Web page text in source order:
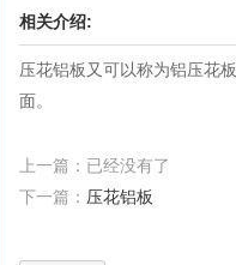
相关介绍:
压花铝板又可以称为铝压花
面。
上一篇：已经没有了
下一篇： 压花铝板